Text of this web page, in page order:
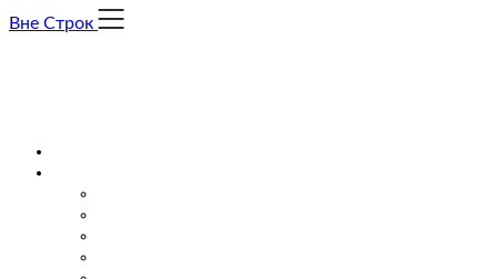
Skip
Вне Строк